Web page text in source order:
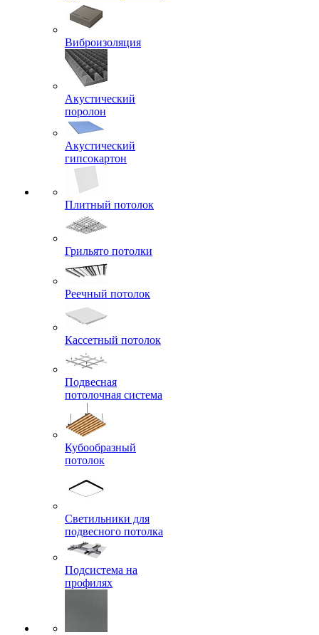
Виброизоляция
Акустический
поролон
Акустический
гипсокартон
Плитный потолок
Грильято потолки
Реечный потолок
Кассетный потолок
Подвесная
потолочная система
Кубообразный
потолок
Светильники для
подвесного потолка
Подсистема на
профилях